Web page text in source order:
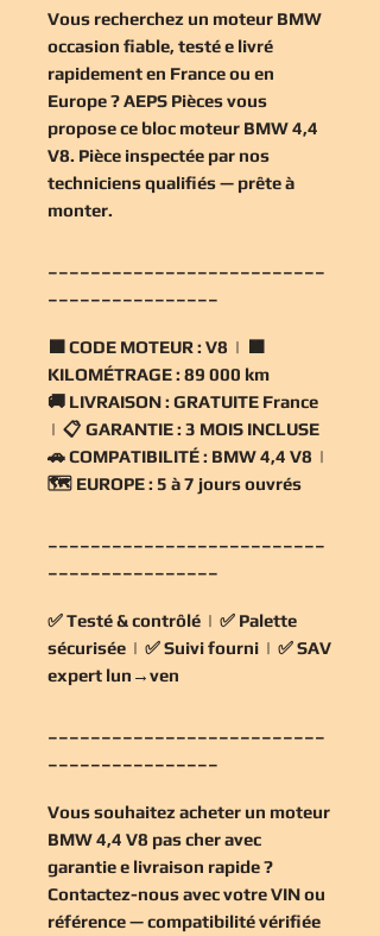
Vous recherchez un moteur BMW
occasion fiable, testé e livré
rapidement en France ou en
Europe ? AEPS Pièces vous
propose ce bloc moteur BMW 4,4
V8. Pièce inspectée par nos
techniciens qualifiés — prête à
monter.
🟧CODE MOTEUR : V8 | 🟧
KILOMÉTRAGE : 89 000 km
🚚 LIVRAISON : GRATUITE France
| 📋 GARANTIE : 3 MOIS INCLUSE
🚗COMPATIBILITÉ : BMW 4,4 V8 |
🗺️ EUROPE : 5 à 7 jours ouvrés
✅Testé & contrôlé | ✅ Palette
sécurisée | ✅Suivi fourni | ✅SAV
expert lun→ven
Vous souhaitez acheter un moteur
BMW 4,4 V8 pas cheravec
garantie e livraison rapide ?
Contactez-nous avec votre VIN ou
référence — compatibilité vérifiée